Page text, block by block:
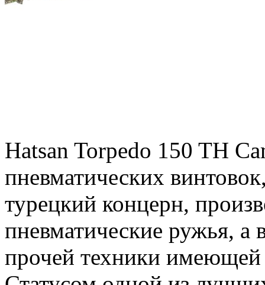
Hatsan Torpedo 150 TH
пневматических
турецкий концерн,
пневматические ружья, а
прочей техники имеющей